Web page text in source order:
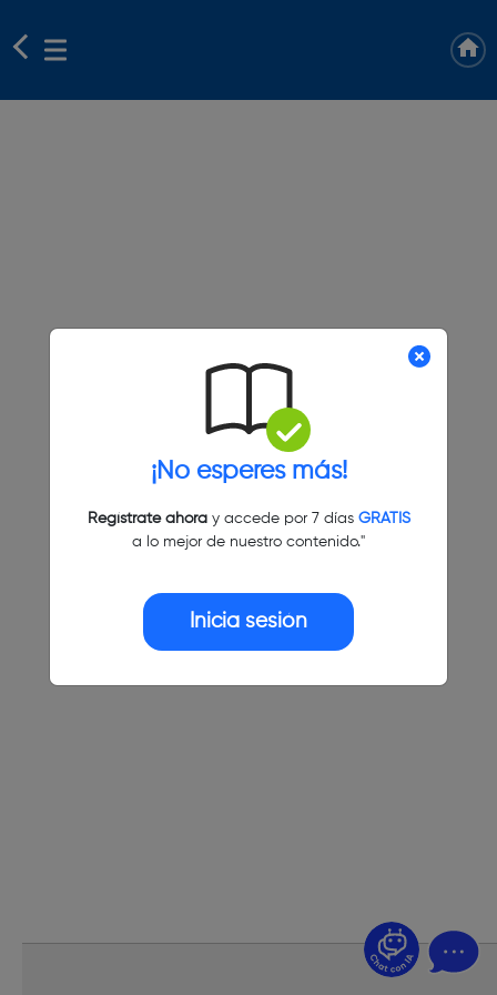
¡No esperes más!
Regístrate ahoray accede por 7 días GRATIS
a lo mejor de nuestro contenido."
Inicia sesión